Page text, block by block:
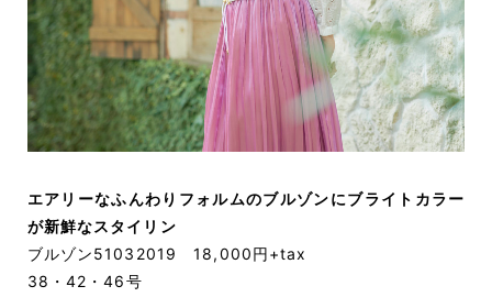
エアリーなふんわりフォルムのブルゾンにブライトカラー
が新鮮なスタイリン
ブルゾン51032019 18,000円+tax
38・42・46号